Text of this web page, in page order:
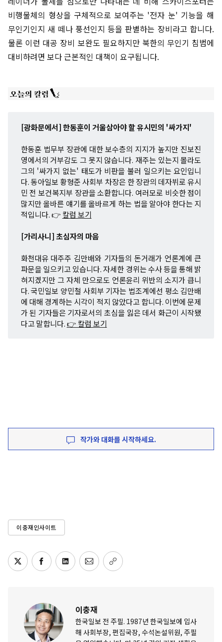
비행물체의 형상을 구체적으로 보여주는 '전자 눈' 기능을 해
무인기인지 새 떼나 풍선인지 등을 판별하는 장비라고 합니다.
물론 이런 대공 장비 보완도 필요하지만 북한의 무인기 침범에
대비하려면 보다 근본적인 대책이 요구됩니다.
[광화문에서] 한동훈이 거울삼아야 할 유시민의 '싸가지'
한동훈 법무부 장관에 대한 보수층의 지지가 높지만 진보진
영에서의 거부감도 그 못지 않습니다. 재주는 있는지 몰라도
그의 '싸가지 없는' 태도가 비판을 불러 일으키는 요인입니
다. 동아일보 황형준 사회부 차장은 한 장관의 데자뷔로 유시
민 전 보건복지부 장관을 소환합니다. 여러모로 비슷한 점이
많지만 올바른 얘기를 올바르게 하는 법을 알아야 한다는 지
적입니다. 👉 칼럼 보기
[가리사니] 초심자의 마음
화천대유 대주주 김만배와 기자들의 돈거래가 언론계에 큰
파문을 일으키고 있습니다. 자세한 경위는 수사 등을 통해 밝
혀지겠지만 그 자체 만으로도 언론윤리 위반의 소지가 큽니
다. 국민일보 양민철 사회부 기자는 법조계에선 평소 김만배
에 대해 경계하는 시각이 적지 않았다고 합니다. 이번에 문제
가 된 기자들은 기자로서의 초심을 잃은 데서 화근이 시작됐
다고 말합니다.👉 칼럼 보기
작가와 대화를 시작하세요.
이충재인사이트
이충재
한국일보 전 주필. 1987년 한국일보에 입사
해 사회부장, 편집국장, 수석논설위원, 주필